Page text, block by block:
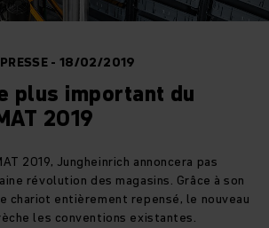
PRESSE - 18/02/2019
plus important du
2019
2019, Jungheinrich annoncera pas
révolution des magasins. Grâce à son
chariot entièrement repensé, le nouveau
les conventions existantes.